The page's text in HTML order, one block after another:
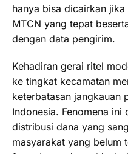
hanya bisa dicairkan
MTCN yang tepat
dengan data pengirim.
Kehadiran gerai ritel
ke tingkat kecamatan
keterbatasan jangkauan
Indonesia. Fenomena
distribusi dana yang
masyarakat yang belum